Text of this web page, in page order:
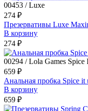
00453 / Luxe
274 ₽
Презервативы Luxe
В корзину
274 ₽
00294 / Lola Games Spice
659 ₽
Анальная пробка Spice it
В корзину
659 ₽